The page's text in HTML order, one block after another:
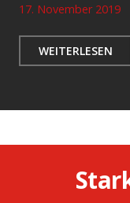
17. November 2019
WEITERLESEN